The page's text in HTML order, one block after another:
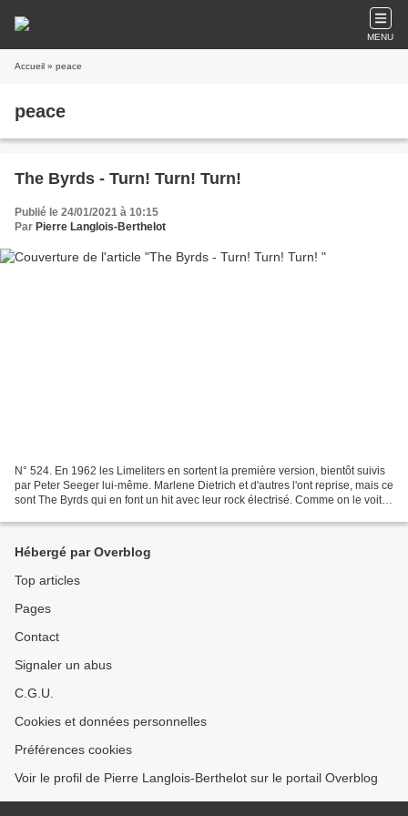
MENU
Accueil » peace
peace
The Byrds - Turn! Turn! Turn!
Publié le 24/01/2021 à 10:15
Par Pierre Langlois-Berthelot
N° 524. En 1962 les Limeliters en sortent la première version, bientôt suivis
par Peter Seeger lui-même. Marlene Dietrich et d'autres l'ont reprise, mais ce
sont The Byrds qui en font un hit avec leur rock électrisé. Comme on le voit
Hébergé par Overblog
Top articles
Pages
Contact
Signaler un abus
C.G.U.
Cookies et données personnelles
Préférences cookies
Voir le profil de Pierre Langlois-Berthelot sur le portail Overblog